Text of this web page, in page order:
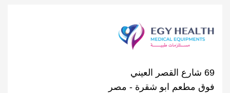
69 شارع القصر العيني
فوق مطعم ابو شقرة - مصر